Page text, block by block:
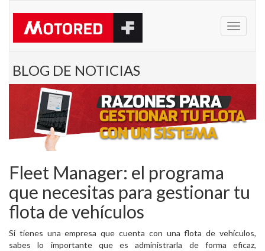
Menu
BLOG DE NOTICIAS
Fleet Manager: el programa
que necesitas para gestionar tu
flota de vehículos
Si tienes una empresa que cuenta con una flota de vehículos,
sabes lo importante que es administrarla de forma eficaz,